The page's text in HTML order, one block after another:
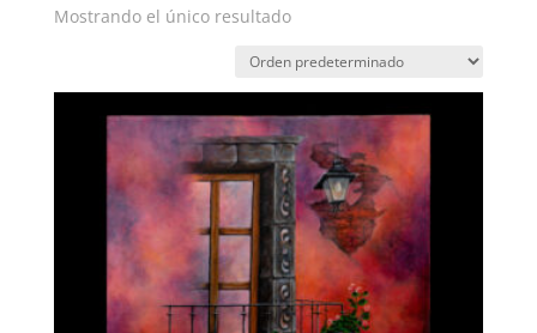
Mostrando el único resultado